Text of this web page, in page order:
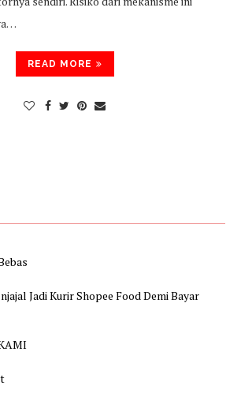
READ MORE
Jadi Kurir Shopee Food Demi Bayar